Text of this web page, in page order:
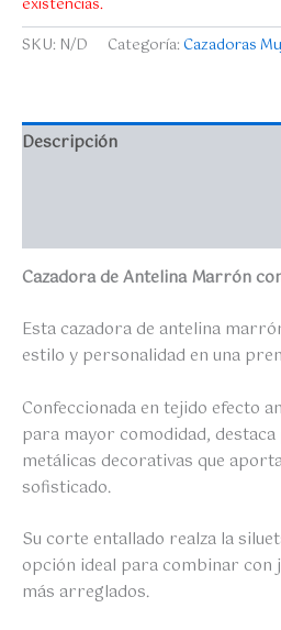
SKU: N/D Categoría:Cazadoras
Descripción
Cazadora de Antelina Marrón
Esta cazadora de antelina
estilo y personalidad en una
Confeccionada en tejido efecto
para mayor comodidad,
metálicas decorativas que
sofisticado.
Su corte entallado realza la
opción ideal para combinar con
más arreglados.